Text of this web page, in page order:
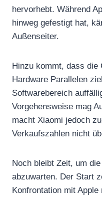
hervorhebt. Während
hinweg gefestigt hat,
Außenseiter.
Hinzu kommt, dass die
Hardware Parallelen
Softwarebereich
Vorgehensweise mag
macht Xiaomi jedoch
Verkaufszahlen nicht
Noch bleibt Zeit, um
abzuwarten. Der Start
Konfrontation mit